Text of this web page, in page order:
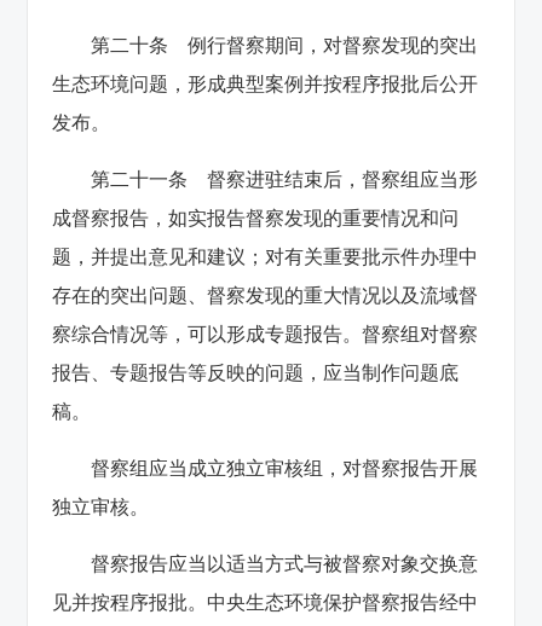
第二十条 例行督察期间，对督察发现的突出
生态环境问题，形成典型案例并按程序报批后公开
发布。
第二十一条 督察进驻结束后，督察组应当形
成督察报告，如实报告督察发现的重要情况和问
题，并提出意见和建议；对有关重要批示件办理中
存在的突出问题、督察发现的重大情况以及流域督
察综合情况等，可以形成专题报告。督察组对督察
报告、专题报告等反映的问题，应当制作问题底
稿。
督察组应当成立独立审核组，对督察报告开展
独立审核。
督察报告应当以适当方式与被督察对象交换意
见并按程序报批。中央生态环境保护督察报告经中